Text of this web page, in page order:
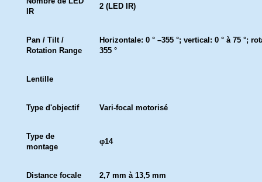
IR
2 (LED IR)
Pan / Tilt /
Rotation Range
Horizontale: 0 ° –355 °; vertical: 0 ° à 75 °;
355 °
Lentille
Type d'objectif Vari-focal motorisé
Type de
montage
φ14
Distance focale 2,7 mm à 13,5 mm